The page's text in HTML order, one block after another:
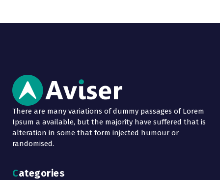
There are many variations of dummy passages of Lorem
Ipsum a available, but the majority have suffered that is
alteration in some that form injected humour or
randomised.
Categories